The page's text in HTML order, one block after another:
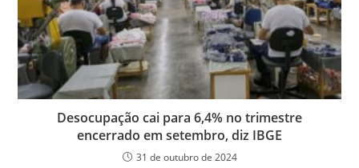
Desocupação cai para 6,4% no trimestre
encerrado em setembro, diz IBGE
31 de outubro de 2024